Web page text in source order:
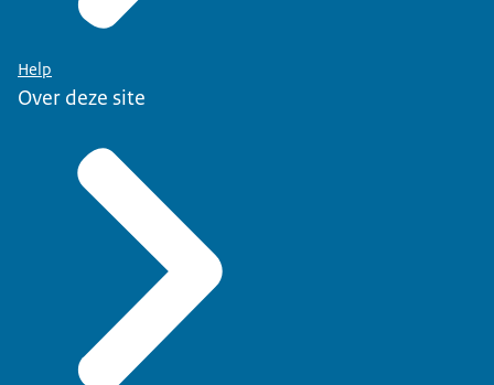
Help
Over deze site